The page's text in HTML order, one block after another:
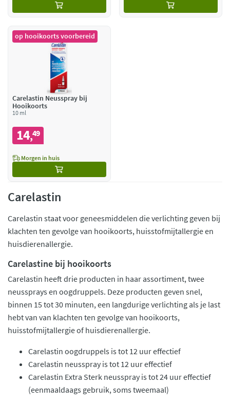
op hooikoorts voorbereid
Carelastin Neusspray bij
Hooikoorts
10 ml
14,49
Morgen in huis
Carelastin
Carelastin staat voor geneesmiddelen die verlichting geven bij
klachten ten gevolge van hooikoorts, huisstofmijtallergie en
huisdierenallergie.
Carelastine bij hooikoorts
Carelastin heeft drie producten in haar assortiment, twee
neussprays en oogdruppels. Deze producten geven snel,
binnen 15 tot 30 minuten, een langdurige verlichting als je last
hebt van van klachten ten gevolge van hooikoorts,
huisstofmijtallergie of huisdierenallergie.
Carelastin oogdruppels is tot 12 uur effectief
Carelastin neusspray is tot 12 uur effectief
Carelastin Extra Sterk neusspray is tot 24 uur effectief
(eenmaaldaags gebruik, soms tweemaal)